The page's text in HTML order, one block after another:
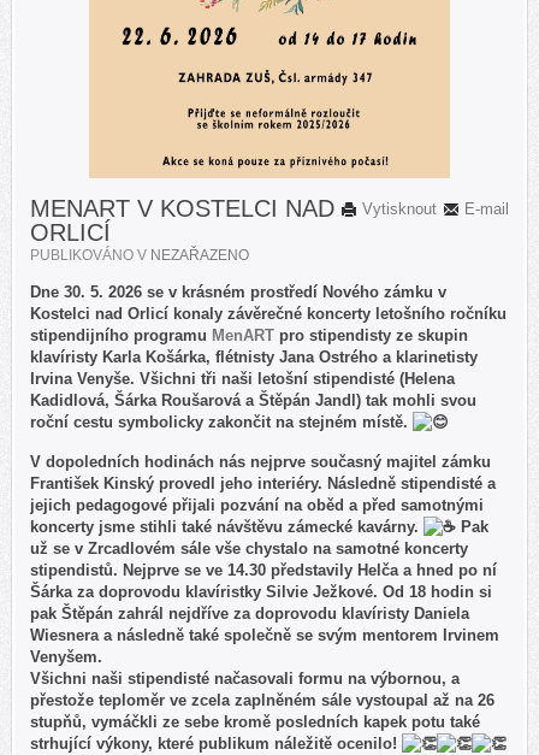
E-mail
Vytisknout
MENART V KOSTELCI NAD
ORLICÍ
PUBLIKOVÁNO V NEZAŘAZENO
Dne 30. 5. 2026 se v krásném prostředí Nového zámku v
Kostelci nad Orlicí konaly závěrečné koncerty letošního ročníku
stipendijního programu MenART pro stipendisty ze skupin
klavíristy Karla Košárka, flétnisty Jana Ostrého a klarinetisty
Irvina Venyše. Všichni tři naši letošní stipendisté (Helena
Kadidlová, Šárka Roušarová a Štěpán Jandl) tak mohli svou
roční cestu symbolicky zakončit na stejném místě.
V dopoledních hodinách nás nejprve současný majitel zámku
František Kinský provedl jeho interiéry. Následně stipendisté a
jejich pedagogové přijali pozvání na oběd a před samotnými
koncerty jsme stihli také návštěvu zámecké kavárny.
Pak
už se v Zrcadlovém sále vše chystalo na samotné koncerty
stipendistů. Nejprve se ve 14.30 představily Helča a hned po ní
Šárka za doprovodu klavíristky Silvie Ježkové. Od 18 hodin si
pak Štěpán zahrál nejdříve za doprovodu klavíristy Daniela
Wiesnera a následně také společně se svým mentorem Irvinem
Venyšem.
Všichni naši stipendisté načasovali formu na výbornou, a
přestože teploměr ve zcela zaplněném sále vystoupal až na 26
stupňů, vymáčkli ze sebe kromě posledních kapek potu také
strhující výkony, které publikum náležitě ocenilo!